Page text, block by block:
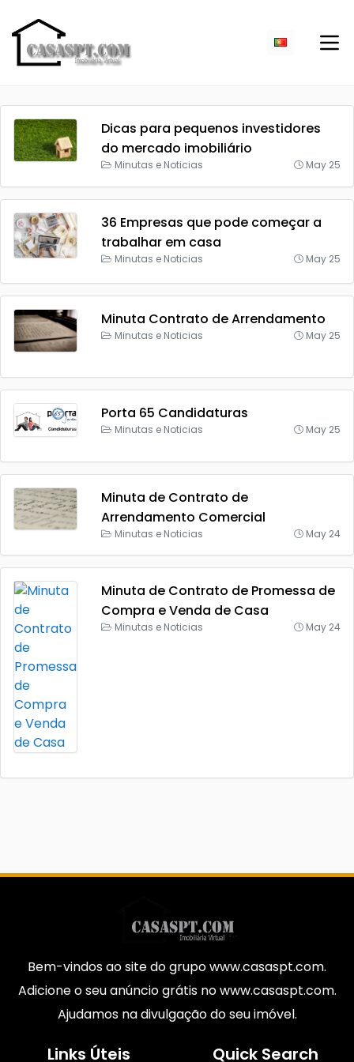
Dicas para pequenos investidores
do mercado imobiliário
Minutas e Noticias May 25
36 Empresas que pode começar a
trabalhar em casa
Minutas e Noticias May 25
Minuta Contrato de Arrendamento
Minutas e Noticias May 25
Porta 65 Candidaturas
Minutas e Noticias May 25
Minuta de Contrato de
Arrendamento Comercial
Minutas e Noticias May 24
Minuta de Contrato de Promessa de
Compra e Venda de Casa
Minutas e Noticias May 24
Bem-vindos ao site do grupo www.casaspt.com.
Adicione o seu anúncio grátis no www.casaspt.com.
Ajudamos na divulgação do seu imóvel.
Links Úteis Quick Search